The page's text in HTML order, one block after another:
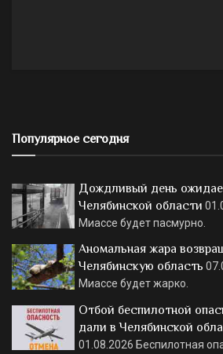
Популярное сегодня
Дождливый день
Челябинской области
Миассе будет пасмурно.
Аномальная жара
Челябинскую область
Миассе будет жарко.
Отбой беспилотной
дали в Челябинской
01.08.2026 Беспилотная